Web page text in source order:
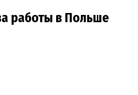
работы в Польше